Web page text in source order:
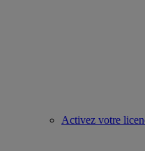
Activez votre